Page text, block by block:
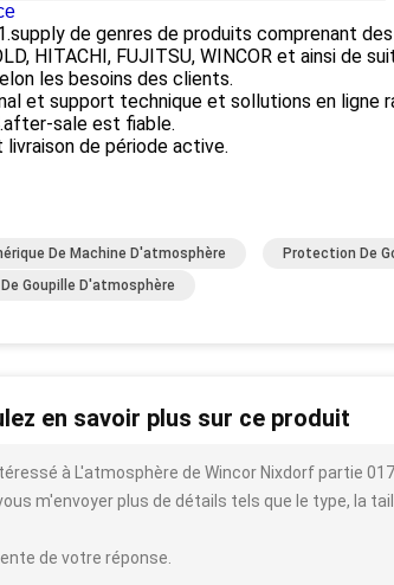
de genres de produits comprenant
HITACHI, FUJITSU, WINCOR et ainsi de
les besoins des clients.
et support technique et sollutions en ligne
sale est fiable.
de période active.
De Machine D'atmosphère
Protection De
Goupille D'atmosphère
en savoir plus sur ce produit
à L'atmosphère de Wincor Nixdorf partie
m'envoyer plus de détails tels que le type, la
de votre réponse.